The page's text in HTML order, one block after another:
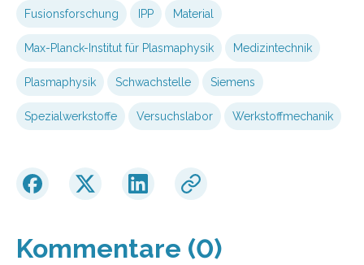
Fusionsforschung IPP Material
Max-Planck-Institut für Plasmaphysik Medizintechnik
Plasmaphysik Schwachstelle Siemens
Spezialwerkstoffe Versuchslabor Werkstoffmechanik
Kommentare (0)